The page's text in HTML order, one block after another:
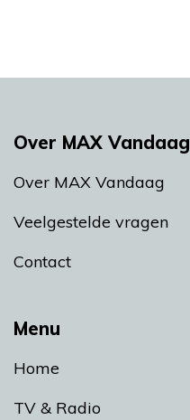
Menu
Home
TV & Radio
Over MAX Vandaag
Over MAX Vandaag
Veelgestelde vragen
Contact